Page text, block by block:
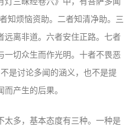
知烦恼资助。二者知清净助。三
远离非道。六者安住正路。七者
一切众生而作光明。十者不畏恶
是讨论多闻的涵义，也不是提
产生的后果。
太多，基本态度有三种。一种是